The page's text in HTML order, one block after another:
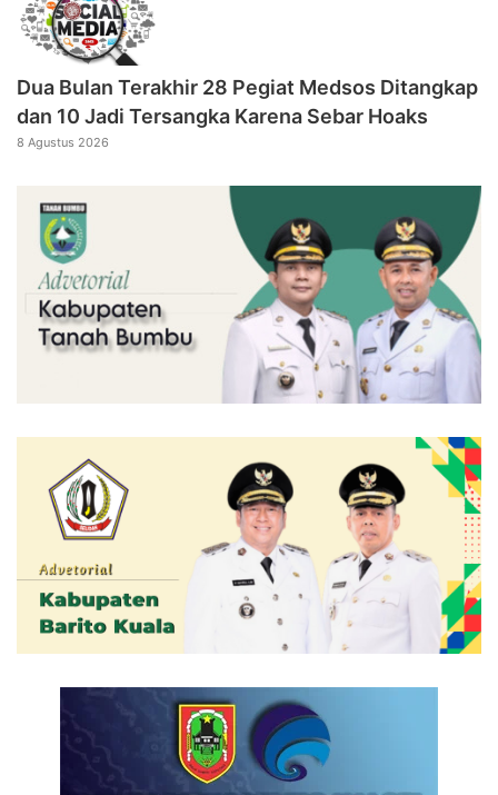
Dua Bulan Terakhir 28 Pegiat Medsos Ditangkap
dan 10 Jadi Tersangka Karena Sebar Hoaks
8 Agustus 2026